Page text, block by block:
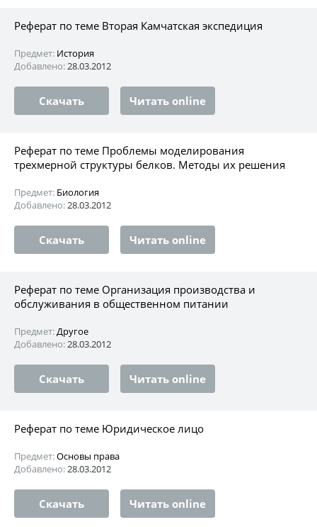
Реферат по теме Вторая Камчатская экспедиция
Предмет: История
Добавлено:28.03.2012
Скачать Читать online
Реферат по теме Проблемы моделирования
трехмерной структуры белков. Методы их решения
Предмет: Биология
Добавлено:28.03.2012
Скачать Читать online
Реферат по теме Организация производства и
обслуживания в общественном питании
Предмет:Другое
Добавлено:28.03.2012
Скачать Читать online
Реферат по теме Юридическое лицо
Предмет:Основы права
Добавлено:28.03.2012
Скачать Читать online